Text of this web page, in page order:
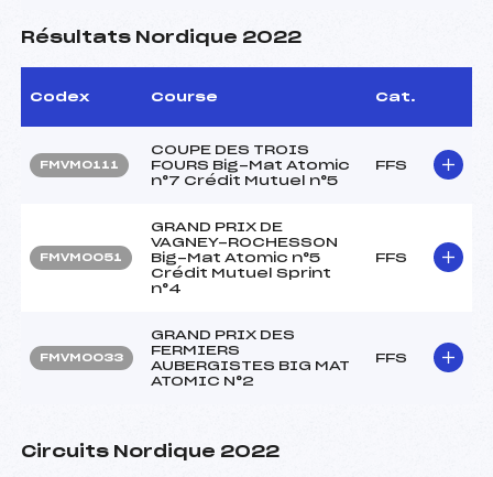
Résultats Nordique 2022
Codex Course Cat.
FMVM0111
COUPE DES TROIS
FOURS Big-Mat Atomic
n°7 Crédit Mutuel n°5
FFS
FMVM0051
GRAND PRIX DE
VAGNEY-ROCHESSON
Big-Mat Atomic n°5
Crédit Mutuel Sprint
n°4
FFS
FMVM0033
GRAND PRIX DES
FERMIERS
AUBERGISTES BIG MAT
ATOMIC N°2
FFS
Circuits Nordique 2022